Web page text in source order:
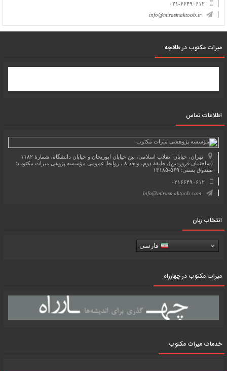
۰۲۱-۶۶۴۹۰۶۱۲
info@mirasmaktoob.ir
میرات مکتوب در طاقچه
اطلاعات تماس
تهران، خیابان انقلاب اسلامی، بین خیابان ابوریحان و خیابان دانشگاه، شمارۀ ۱۱۸۲
(ساختمان فروردین)، طبقۀ دوم، واحد ۸ ، روابط عمومی مؤسسه پژوهی میراث مکتوب؛
صندوق پستی: ۵۶۹-۱۳۱۸۵
۰۲۱۶۶۴۹۰۶۱۲
info@mirasmaktoob.com
انتخاب زبان
فارسی
میرات مکتوب در چهارراه
خدمات میراث مکتوب